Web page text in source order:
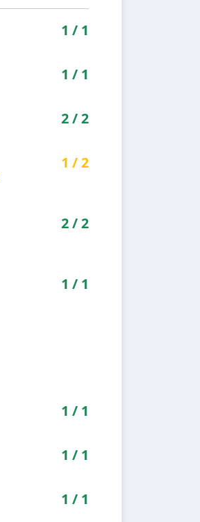
1 / 1
1 / 1
2/2
1 /2
2/2
1 / 1
1 / 1
1 / 1
1 / 1